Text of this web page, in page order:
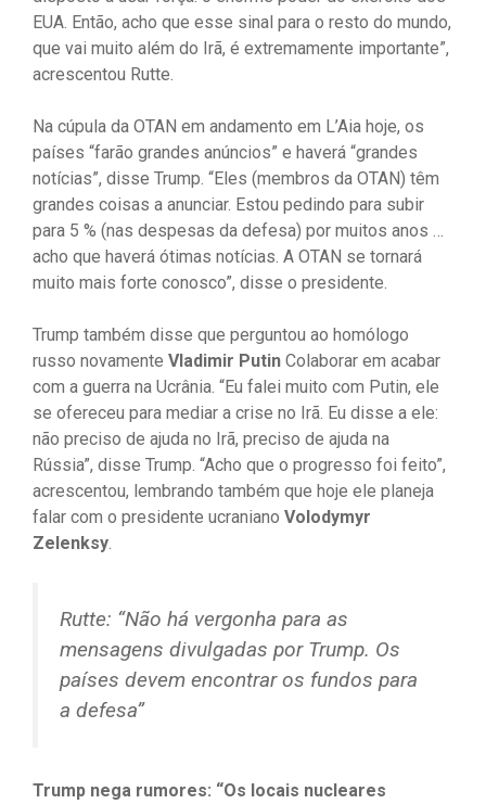
EUA. Então, acho que esse sinal para o resto do mundo,
que vai muito além do Irã, é extremamente importante”,
acrescentou Rutte.
Na cúpula da OTAN em andamento em L’Aia hoje, os
países “farão grandes anúncios” e haverá “grandes
notícias”, disse Trump. “Eles (membros da OTAN) têm
grandes coisas a anunciar. Estou pedindo para subir
para 5 % (nas despesas da defesa) por muitos anos …
acho que haverá ótimas notícias. A OTAN se tornará
muito mais forte conosco”, disse o presidente.
Trump também disse que perguntou ao homólogo
russo novamente Vladimir Putin Colaborar em acabar
com a guerra na Ucrânia. “Eu falei muito com Putin, ele
se ofereceu para mediar a crise no Irã. Eu disse a ele:
não preciso de ajuda no Irã, preciso de ajuda na
Rússia”, disse Trump. “Acho que o progresso foi feito”,
acrescentou, lembrando também que hoje ele planeja
falar com o presidente ucraniano Volodymyr
Zelenksy
Rutte: “Não há vergonha para as
mensagens divulgadas por Trump. Os
países devem encontrar os fundos para
a defesa”
Trump nega rumores: “Os locais nucleares